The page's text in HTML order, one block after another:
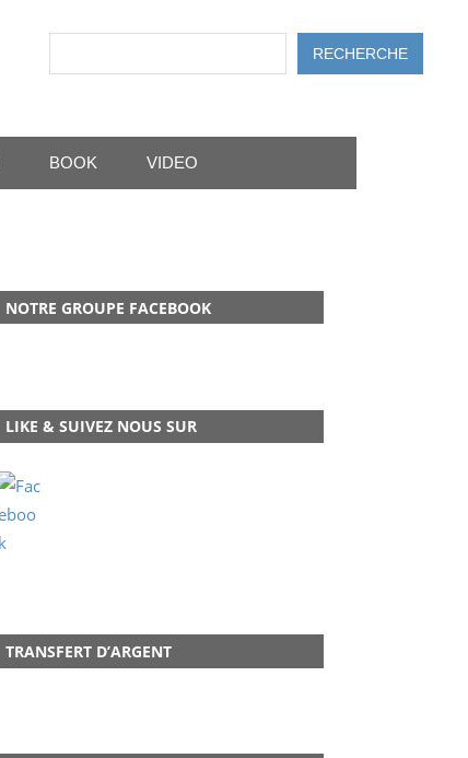
RECHERCHE
BOOK VIDEO
NOTRE GROUPE FACEBOOK
LIKE & SUIVEZ NOUS SUR
TRANSFERT D’ARGENT